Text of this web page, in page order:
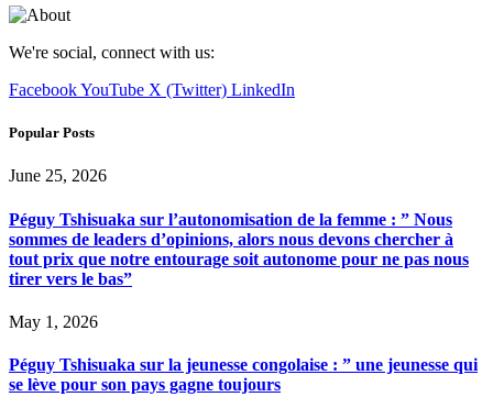
We're social, connect with us:
FacebookYouTube X (Twitter) LinkedIn
Popular Posts
June 25, 2026
Péguy Tshisuaka sur l’autonomisation de la femme : ” Nous
sommes de leaders d’opinions, alors nous devons chercher à
tout prix que notre entourage soit autonome pour ne pas nous
tirer vers le bas”
May 1, 2026
Péguy Tshisuaka sur la jeunesse congolaise : ” une jeunesse qui
se lève pour son pays gagne toujours